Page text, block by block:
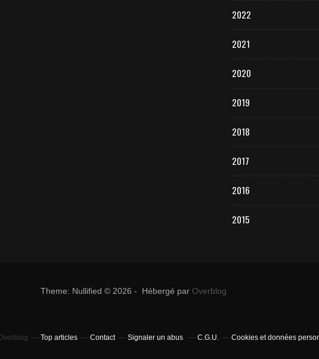
2022
2021
2020
2019
2018
2017
2016
2015
Theme: Nullified © 2026 - Hébergé par Overblog
Top articles Contact Signaler un abus C.G.U. Cookies et données